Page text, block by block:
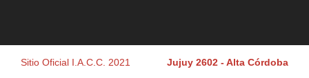
Sitio Oficial I.A.C.C. 2021 Jujuy 2602 - Alta Córdoba